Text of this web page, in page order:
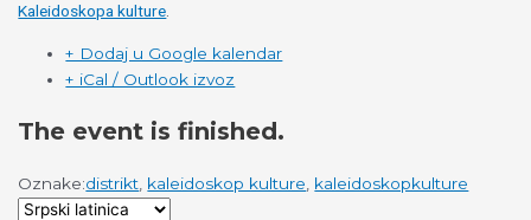
Kaleidoskopa kulture
+ Dodaj u Google kalendar
+ iCal / Outlook izvoz
The event is finished.
Oznake:distrikt kaleidoskop kulture kaleidoskopkulture